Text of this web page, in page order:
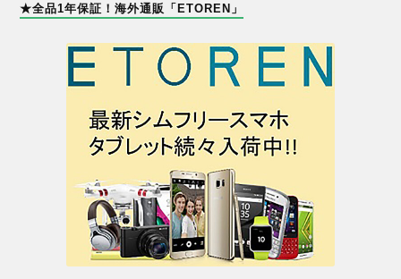
★全品1年保証！海外通販「ETOREN」